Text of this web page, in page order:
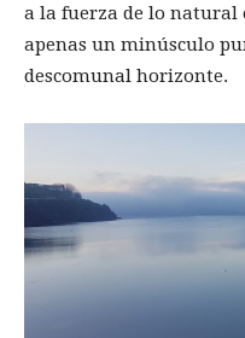
a la fuerza de lo natural
apenas un minúsculo
descomunal horizonte.